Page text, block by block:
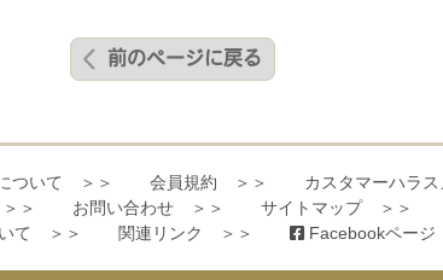
前のページに戻る
ついて ＞＞ 会員規約 ＞＞
カスタマーハラ
＞ お問い合わせ ＞＞ サイトマップ ＞＞
て ＞＞
関連リンク ＞＞ Facebookペー